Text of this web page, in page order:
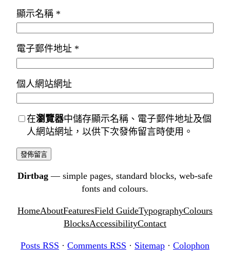
顯示名稱 *
電子郵件地址 *
個人網站網址
在瀏覽器中儲存顯示名稱、電子郵件地址及個
人網站網址，以供下次發佈留言時使用。
Dirtbag — simple pages, standard blocks, web-safe
fonts and colours.
HomeAboutFeaturesField GuideTypographyColours
BlocksAccessibilityContact
Posts RSS · Comments RSS · Sitemap · Colophon